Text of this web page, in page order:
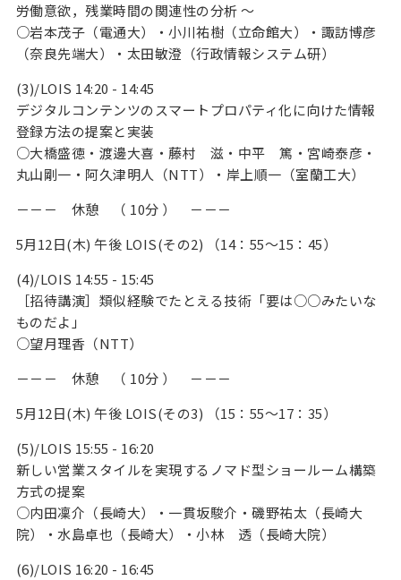
労働意欲，残業時間の関連性の分析 ～
○岩本茂子（電通大）・小川祐樹（立命館大）・諏訪博彦
（奈良先端大）・太田敏澄（行政情報システム研）
(3)/LOIS 14:20 - 14:45
デジタルコンテンツのスマートプロパティ化に向けた情報
登録方法の提案と実装
○大橋盛徳・渡邊大喜・藤村 滋・中平 篤・宮崎泰彦・
丸山剛一・阿久津明人（NTT）・岸上順一（室蘭工大）
－－－ 休憩 （ 10分 ） －－－
5月12日(木) 午後 LOIS(その2) （14：55～15：45）
(4)/LOIS 14:55 - 15:45
［招待講演］類似経験でたとえる技術「要は○○みたいな
ものだよ」
○望月理香（NTT）
－－－ 休憩 （ 10分 ） －－－
5月12日(木) 午後 LOIS(その3) （15：55～17：35）
(5)/LOIS 15:55 - 16:20
新しい営業スタイルを実現するノマド型ショールーム構築
方式の提案
○内田凜介（長崎大）・一貫坂駿介・磯野祐太（長崎大
院）・水島卓也（長崎大）・小林 透（長崎大院）
(6)/LOIS 16:20 - 16:45